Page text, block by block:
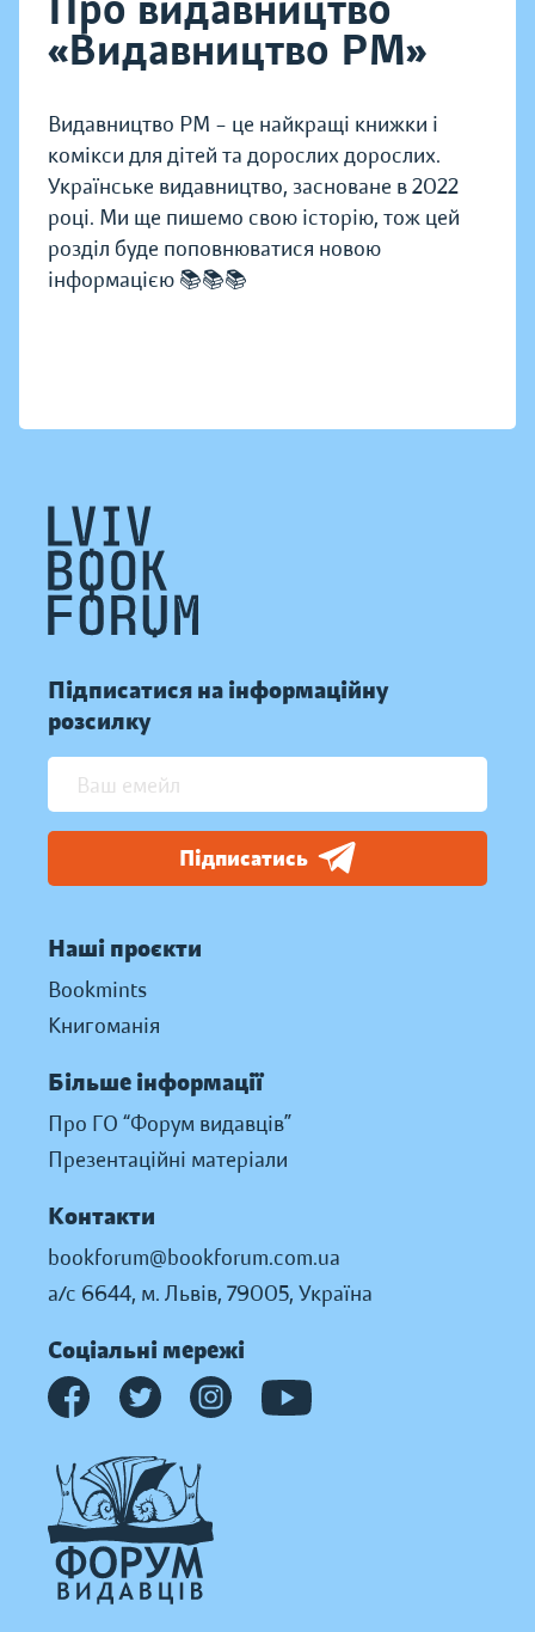
«Видавництво РМ»
Видавництво РМ – це найкращі книжки і
комікси для дітей та дорослих дорослих.
Українське видавництво, засноване в 2022
році. Ми ще пишемо свою історію, тож цей
розділ буде поповнюватися новою
інформацією 📚📚📚
Підписатися на інформаційну
розсилку
Підписатись
Наші проєкти
Bookmints
Книгоманія
Більше інформації
Про ГО “Форум видавців”
Презентаційні матеріали
Контакти
bookforum@bookforum.com.ua
а/с 6644, м. Львів, 79005, Україна
Соціальні мережі